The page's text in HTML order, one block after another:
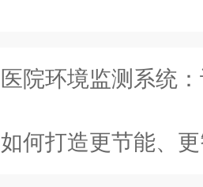
医院环境监测系统：设
如何打造更节能、